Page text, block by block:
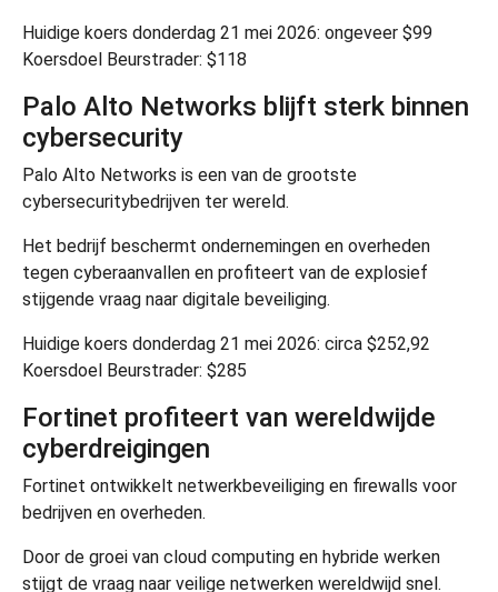
Huidige koers donderdag 21 mei 2026: ongeveer $99
Koersdoel Beurstrader: $118
Palo Alto Networks blijft sterk binnen
cybersecurity
Palo Alto Networks is een van de grootste
cybersecuritybedrijven ter wereld.
Het bedrijf beschermt ondernemingen en overheden
tegen cyberaanvallen en profiteert van de explosief
stijgende vraag naar digitale beveiliging.
Huidige koers donderdag 21 mei 2026: circa $252,92
Koersdoel Beurstrader: $285
Fortinet profiteert van wereldwijde
cyberdreigingen
Fortinet ontwikkelt netwerkbeveiliging en firewalls voor
bedrijven en overheden.
Door de groei van cloud computing en hybride werken
stijgt de vraag naar veilige netwerken wereldwijd snel.